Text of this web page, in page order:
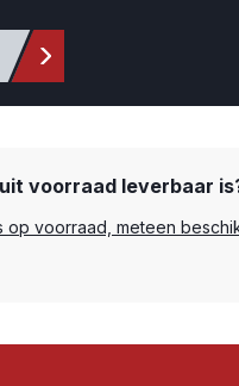
voorraad leverbaar
voorraad, meteen